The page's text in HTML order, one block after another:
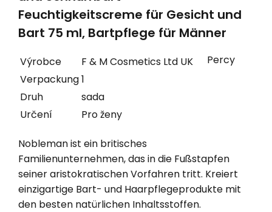
Feuchtigkeitscreme für Gesicht und
Bart 75 ml, Bartpflege für Männer
Výrobce
F & M Cosmetics Ltd UK
Verpackung1
Druh
sada
Určení
Pro ženy
Percy
Nobleman ist ein britisches
Familienunternehmen, das in die Fußstapfen
seiner aristokratischen Vorfahren tritt. Kreiert
einzigartige Bart- und Haarpflegeprodukte mit
den besten natürlichen Inhaltsstoffen.